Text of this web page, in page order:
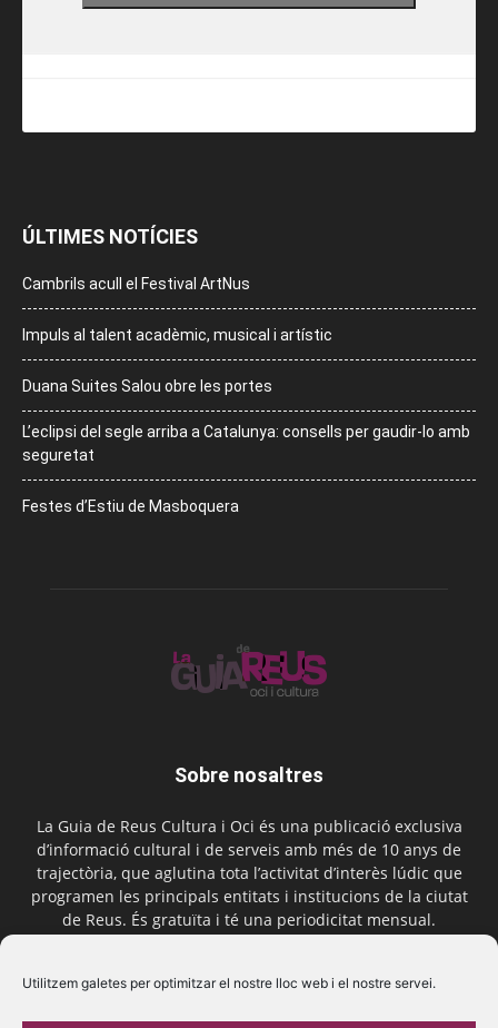
Utilitzem galetes per optimitzar el nostre lloc web i el nostre servei.
ÚLTIMES NOTÍCIES
Cambrils acull el Festival ArtNus
Impuls al talent acadèmic, musical i artístic
Duana Suites Salou obre les portes
L’eclipsi del segle arriba a Catalunya: consells per gaudir-lo amb
seguretat
Festes d’Estiu de Masboquera
Sobre nosaltres
La Guia de Reus Cultura i Oci és una publicació exclusiva
d’informació cultural i de serveis amb més de 10 anys de
trajectòria, que aglutina tota l’activitat d’interès lúdic que
programen les principals entitats i institucions de la ciutat
de Reus. És gratuïta i té una periodicitat mensual.